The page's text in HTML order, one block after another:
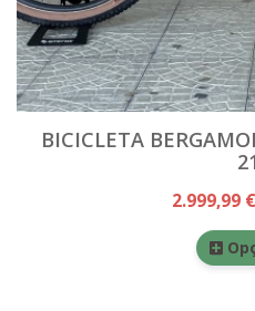
BICICLETA
21
2.999,99 €